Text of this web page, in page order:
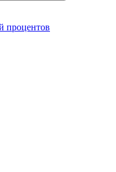
процентов